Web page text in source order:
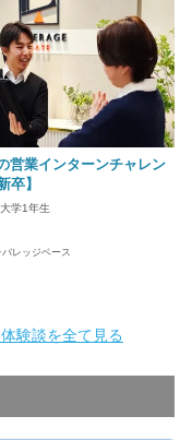
営業インターンチャレン
卒】
学1年生
レッジベース
験談を全て見る